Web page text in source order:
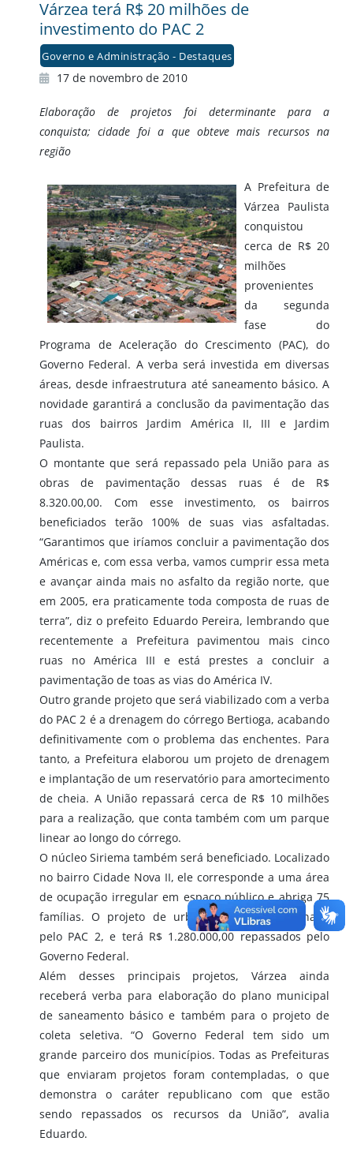
Várzea terá R$ 20 milhões de
investimento do PAC 2
Governo e Administração - Destaques
17 de novembro de 2010
Elaboração de projetos foi determinante para a
conquista; cidade foi a que obteve mais recursos na
região
A Prefeitura de
Várzea Paulista
conquistou
cerca de R$ 20
milhões
provenientes
da segunda
fase do
Programa de Aceleração do Crescimento (PAC), do
Governo Federal. A verba será investida em diversas
áreas, desde infraestrutura até saneamento básico. A
novidade garantirá a conclusão da pavimentação das
ruas dos bairros Jardim América II, III e Jardim
Paulista.
O montante que será repassado pela União para as
obras de pavimentação dessas ruas é de R$
8.320.00,00. Com esse investimento, os bairros
beneficiados terão 100% de suas vias asfaltadas.
“Garantimos que iríamos concluir a pavimentação dos
Américas e, com essa verba, vamos cumprir essa meta
e avançar ainda mais no asfalto da região norte, que
em 2005, era praticamente toda composta de ruas de
terra”, diz o prefeito Eduardo Pereira, lembrando que
recentemente a Prefeitura pavimentou mais cinco
ruas no América III e está prestes a concluir a
pavimentação de toas as vias do América IV.
Outro grande projeto que será viabilizado com a verba
do PAC 2 é a drenagem do córrego Bertioga, acabando
definitivamente com o problema das enchentes. Para
tanto, a Prefeitura elaborou um projeto de drenagem
e implantação de um reservatório para amortecimento
de cheia. A União repassará cerca de R$ 10 milhões
para a realização, que conta também com um parque
linear ao longo do córrego.
O núcleo Siriema também será beneficiado. Localizado
no bairro Cidade Nova II, ele corresponde a uma área
de ocupação irregular em espaço público e abriga 75
famílias. O projeto de urbanização foi selecionado
pelo PAC 2, e terá R$ 1.280.000,00 repassados pelo
Governo Federal.
Além desses principais projetos, Várzea ainda
receberá verba para elaboração do plano municipal
de saneamento básico e também para o projeto de
coleta seletiva. “O Governo Federal tem sido um
grande parceiro dos municípios. Todas as Prefeituras
que enviaram projetos foram contempladas, o que
demonstra o caráter republicano com que estão
sendo repassados os recursos da União”, avalia
Eduardo.